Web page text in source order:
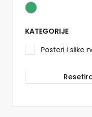
KATEGORIJE
Posteri i slike